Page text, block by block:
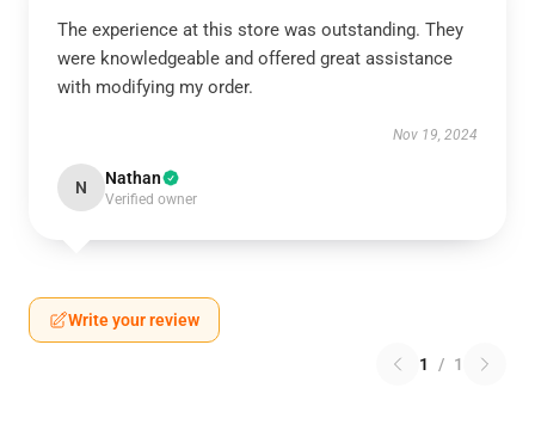
The experience at this store was outstanding. They
were knowledgeable and offered great assistance
with modifying my order.
Nov 19, 2024
N Nathan
Verified owner
Write your review
1 / 1